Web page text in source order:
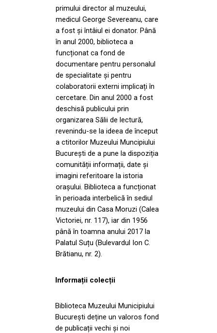
primului director al muzeului,
medicul George Severeanu, care
a fost și întâiul ei donator. Până
în anul 2000, biblioteca a
funcționat ca fond de
documentare pentru personalul
de specialitate și pentru
colaboratorii externi implicați în
cercetare. Din anul 2000 a fost
deschisă publicului prin
organizarea Sălii de lectură,
revenindu-se la ideea de început
a ctitorilor Muzeului Muncipiului
București de a pune la dispoziția
comunității informații, date și
imagini referitoare la istoria
orașului. Biblioteca a funcționat
în perioada interbelică în sediul
muzeului din Casa Moruzi (Calea
Victoriei, nr. 117), iar din 1956
până în toamna anului 2017 la
Palatul Suțu (Bulevardul Ion C.
Brătianu, nr. 2).
Informații colecții
Biblioteca Muzeului Municipiului
București deține un valoros fond
de publicații vechi și noi